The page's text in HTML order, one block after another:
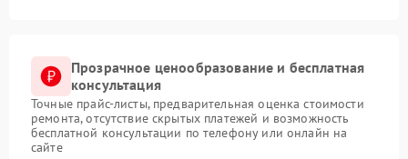
Прозрачное ценообразование и бесплатная
консультация
Точные прайс-листы, предварительная оценка стоимости
ремонта, отсутствие скрытых платежей и возможность
бесплатной консультации по телефону или онлайн на
сайте